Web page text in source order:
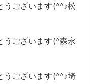
うございます(^^♪松
うございます(^森永
うございます(^^♪埼